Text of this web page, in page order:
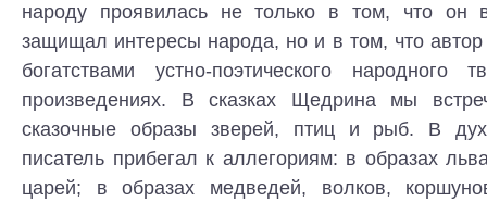
народу проявилась не только в том, что он
защищал интересы народа, но и в том, что
богатствами устно-поэтического народного
произведениях. В сказках Щедрина мы
сказочные образы зверей, птиц и рыб. В
писатель прибегал к аллегориям: в образах
царей; в образах медведей, волков,